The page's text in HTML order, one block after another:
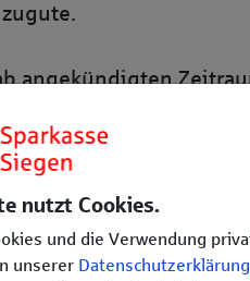
nutzt Cookies.
und die Verwendung
unserer Datenschutzerklärung
angekündigten
Tag und die
) sowie unseren
Aktion profitieren